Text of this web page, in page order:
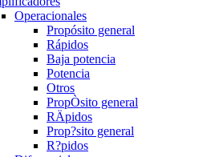
Operacionales
Propósito general
Rápidos
Baja potencia
Potencia
Otros
PropÒsito general
RÄpidos
Prop?sito general
R?pidos